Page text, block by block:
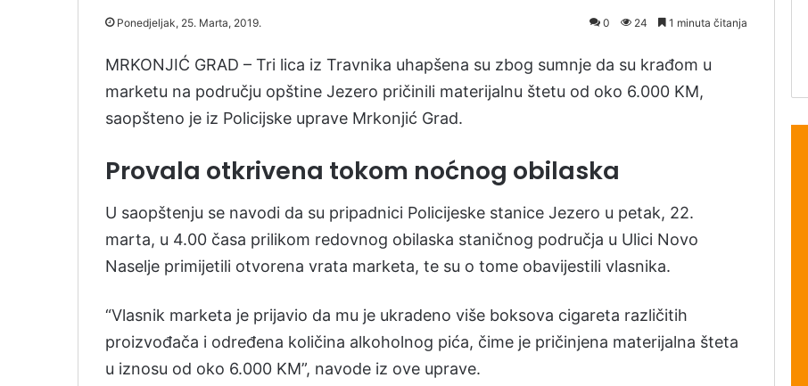
Ponedjeljak, 25. Marta, 2019. 0 24 1 minuta čitanja
MRKONJIĆ GRAD – Tri lica iz Travnika uhapšena su zbog sumnje da su krađom u
marketu na području opštine Jezero pričinili materijalnu štetu od oko 6.000 KM,
saopšteno je iz Policijske uprave Mrkonjić Grad.
Provala otkrivena tokom noćnog obilaska
U saopštenju se navodi da su pripadnici Policijeske stanice Jezero u petak, 22.
marta, u 4.00 časa prilikom redovnog obilaska staničnog područja u Ulici Novo
Naselje primijetili otvorena vrata marketa, te su o tome obavijestili vlasnika.
“Vlasnik marketa je prijavio da mu je ukradeno više boksova cigareta različitih
proizvođača i određena količina alkoholnog pića, čime je pričinjena materijalna šteta
u iznosu od oko 6.000 KM”, navode iz ove uprave.